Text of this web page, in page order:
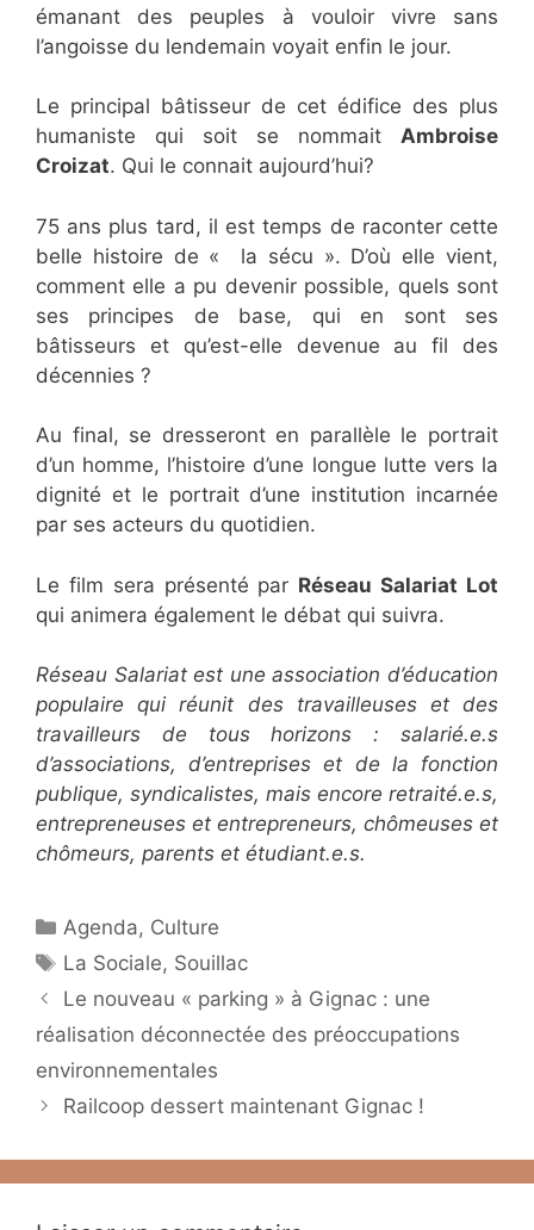
émanant des peuples à vouloir vivre sans
l’angoisse du lendemain voyait enfin le jour.
Le principal bâtisseur de cet édifice des plus
humaniste qui soit se nommait Ambroise
Croizat. Qui le connait aujourd’hui?
75 ans plus tard, il est temps de raconter cette
belle histoire de « la sécu ». D’où elle vient,
comment elle a pu devenir possible, quels sont
ses principes de base, qui en sont ses
bâtisseurs et qu’est-elle devenue au fil des
décennies ?
Au final, se dresseront en parallèle le portrait
d’un homme, l’histoire d’une longue lutte vers la
dignité et le portrait d’une institution incarnée
par ses acteurs du quotidien.
Le film sera présenté par Réseau Salariat Lot
qui animera également le débat qui suivra.
Réseau Salariat est une association d’éducation
populaire qui réunit des travailleuses et des
travailleurs de tous horizons : salarié.e.s
d’associations, d’entreprises et de la fonction
publique, syndicalistes, mais encore retraité.e.s,
entrepreneuses et entrepreneurs, chômeuses et
chômeurs, parents et étudiant.e.s.
Catégories
Agenda, Culture
Étiquettes
La Sociale, Souillac
Le nouveau « parking » à Gignac : une
réalisation déconnectée des préoccupations
environnementales
Railcoop dessert maintenant Gignac !